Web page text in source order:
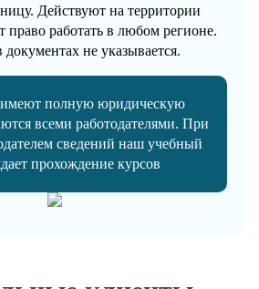
Действуют на территории
право работать в любом регионе.
не указывается.
полную юридическую
всеми работодателями. При
сведений наш учебный
прохождение курсов